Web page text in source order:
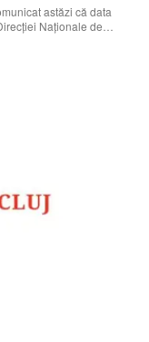
astăzi că data
Naționale de